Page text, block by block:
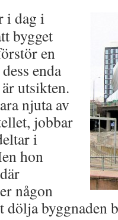
i dag i
bygget
en
enda
utsikten.
njuta av
jobbar
i
hon
någon
dölja byggnaden